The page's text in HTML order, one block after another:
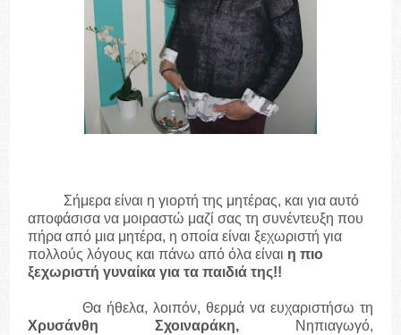
Σήμερα είναι η γιορτή της μητέρας, και για αυτό
αποφάσισα να μοιραστώ μαζί σας τη συνέντευξη που
πήρα από μια μητέρα, η οποία είναι ξεχωριστή για
πολλούς λόγους και πάνω από όλα είναι η πιο
ξεχωριστή γυναίκα για τα παιδιά της!!
Θα ήθελα, λοιπόν, θερμά να ευχαριστήσω τη
Χρυσάνθη Σχοιναράκη,
Νηπιαγωγό,